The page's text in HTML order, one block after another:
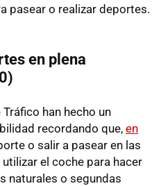
pasear o realizar deportes.
en plena
han hecho un
recordando que,en
o salir a pasear en las
el coche para hacer
naturales o segundas